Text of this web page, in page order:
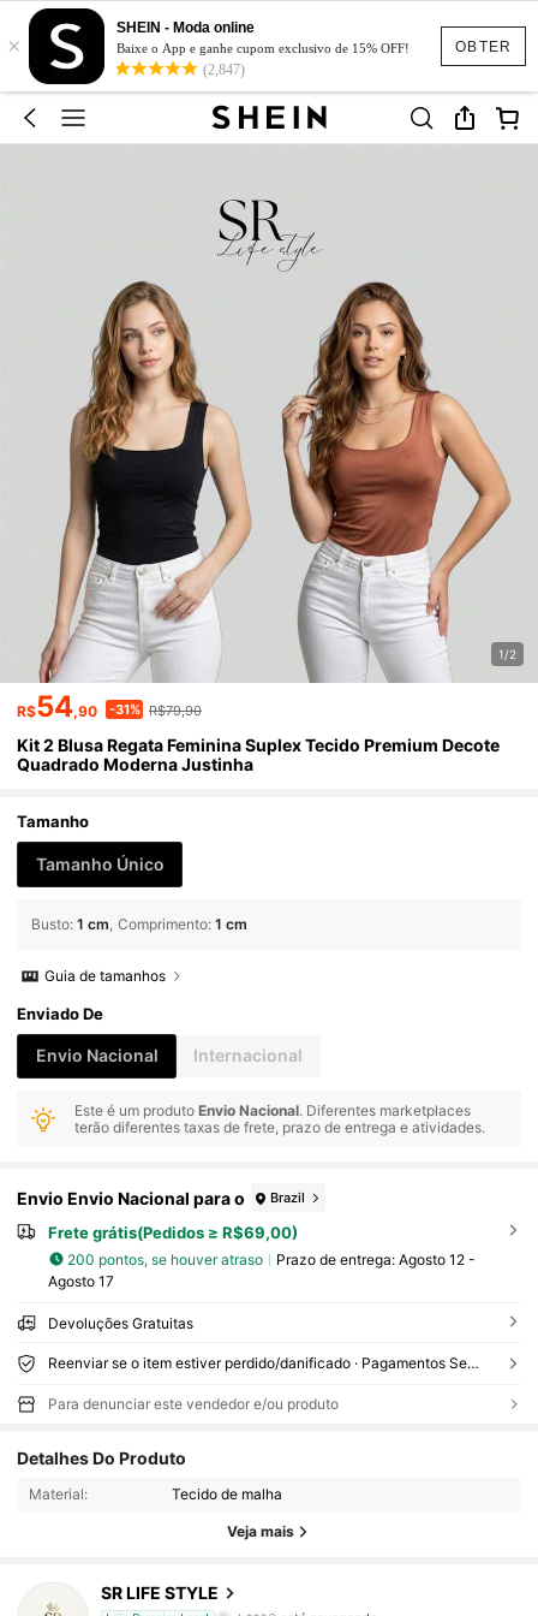
OBTER
×
SHEIN - Moda online
Baixe o App e ganhe cupom exclusivo de 15% OFF!
(2,847)
1/2
R$54,90 -31% R$79,90
Kit 2 Blusa Regata Feminina Suplex Tecido Premium Decote
Quadrado Moderna Justinha
Tamanho
Tamanho Único
Busto: 1 cm Comprimento: 1 cm
Guia de tamanhos
Enviado De
Envio Nacional Internacional
Este é um produtoEnvio Nacional. Diferentes marketplaces
terão diferentes taxas de frete, prazo de entrega e atividades.
Envio Envio Nacional para o Brazil
Frete grátis(Pedidos ≥ R$69,00)
200 pontos, se houver atraso Prazo de entrega: Agosto 12 -
Agosto 17
Devoluções Gratuitas
Reenviar se o item estiver perdido/danificado · Pagamentos Seguros · Proteção de privacidade
Para denunciar este vendedor e/ou produto
Detalhes Do Produto
Material: Tecido de malha
Veja mais
SR LIFE STYLE
4,42 175 Seguidores